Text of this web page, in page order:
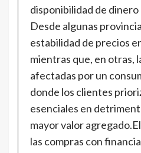
disponibilidad de dinero
Desde algunas
estabilidad de precios
mientras que, en otras,
afectadas por un
donde los clientes
esenciales en
mayor valor
las compras con